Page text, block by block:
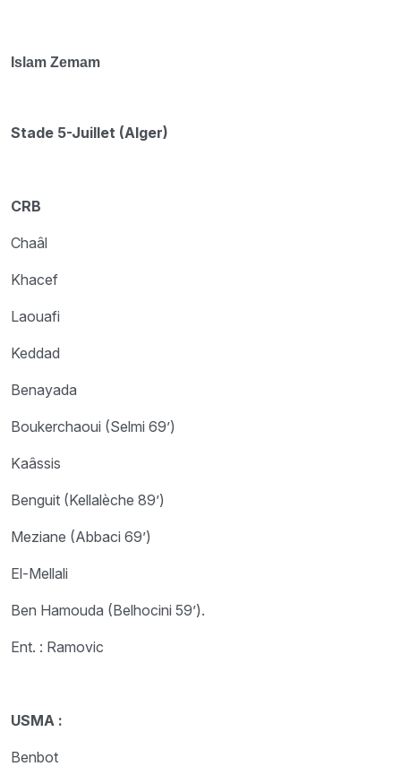
Islam Zemam
Stade 5-Juillet (Alger)
CRB
Chaâl
Khacef
Laouafi
Keddad
Benayada
Boukerchaoui (Selmi 69’)
Kaâssis
Benguit (Kellalèche 89’)
Meziane (Abbaci 69’)
El-Mellali
Ben Hamouda (Belhocini 59’).
Ent. : Ramovic
USMA :
Benbot